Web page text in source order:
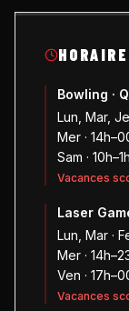
Bowling ·
Lun, Mar,
Mer ·
Sam ·
Vacances
Laser
Lun, Mar ·
Mer ·
Ven ·
Vacances